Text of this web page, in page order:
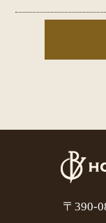
〒390-